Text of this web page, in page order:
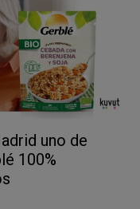
uno de
100%